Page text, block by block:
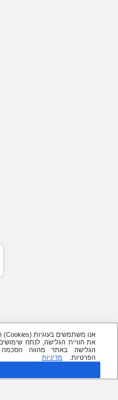
את חוויית הגלישה, לנתח
הגלישה באתר מהווה
הפרטיות.
מדיניות